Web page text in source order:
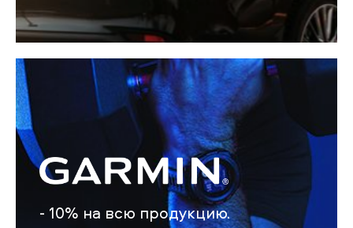
- 10% на всю продукцию.